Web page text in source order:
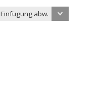
Einfügung abw.